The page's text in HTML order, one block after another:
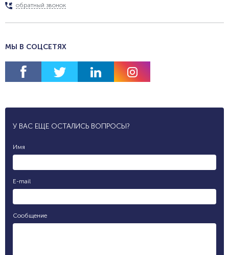
обратный звонок
МЫ В СОЦСЕТЯХ
У ВАС ЕЩЕ ОСТАЛИСЬ ВОПРОСЫ?
Имя
E-mail
Сообщение